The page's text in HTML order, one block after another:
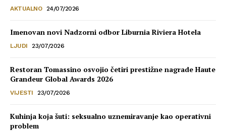
AKTUALNO 24/07/2026
Imenovan novi Nadzorni odbor Liburnia Riviera Hotela
LJUDI 23/07/2026
Restoran Tomassino osvojio četiri prestižne nagrade Haute
Grandeur Global Awards 2026
VIJESTI 23/07/2026
Kuhinja koja šuti: seksualno uznemiravanje kao operativni
problem